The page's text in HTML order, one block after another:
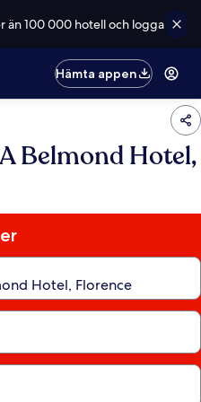
än 100 000 hotell och logga
Hämta appen
Belmond Hotel,